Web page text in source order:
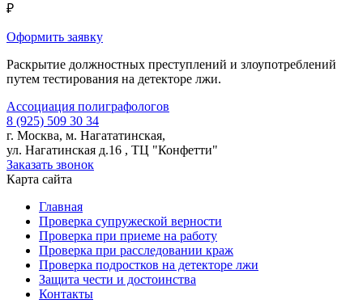
₽
Оформить заявку
Раскрытие должностных преступлений и злоупотреблений
путем тестирования на детекторе лжи.
Ассоциация полиграфологов
8 (925) 509 30 34
г. Москва, м. Нагататинская,
ул. Нагатинская д.16 , ТЦ "Конфетти"
Заказать звонок
Карта сайта
Главная
Проверка супружеской верности
Проверка при приеме на работу
Проверка при расследовании краж
Проверка подростков на детекторе лжи
Защита чести и достоинства
Контакты